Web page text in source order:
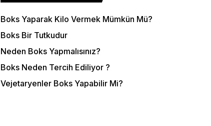
Boks Yaparak Kilo Vermek Mümkün Mü?
Boks Bir Tutkudur
Neden Boks Yapmalısınız?
Boks Neden Tercih Ediliyor ?
Vejetaryenler Boks Yapabilir Mi?